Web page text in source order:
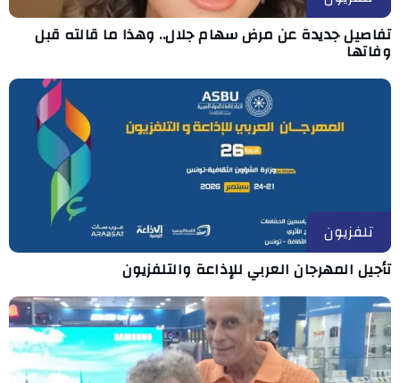
تفاصيل جديدة عن مرض سهام جلال.. وهذا ما قالته قبل
وفاتها
تلفزيون
تأجيل المهرجان العربي للإذاعة والتلفزيون